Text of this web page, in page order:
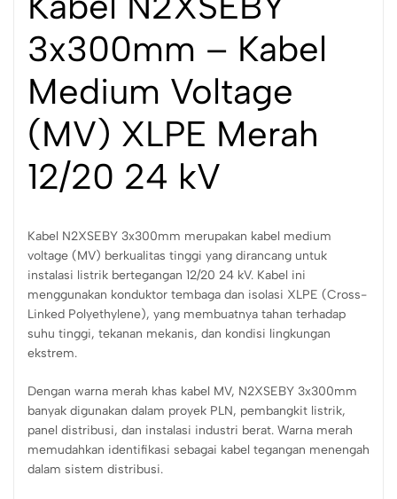
3x300mm – Kabel
Medium Voltage
(MV) XLPE Merah
12/20 24 kV
Kabel N2XSEBY 3x300mm merupakan kabel medium
voltage (MV) berkualitas tinggi yang dirancang untuk
instalasi listrik bertegangan 12/20 24 kV. Kabel ini
menggunakan konduktor tembaga dan isolasi XLPE (Cross-
Linked Polyethylene), yang membuatnya tahan terhadap
suhu tinggi, tekanan mekanis, dan kondisi lingkungan
ekstrem.
Dengan warna merah khas kabel MV, N2XSEBY 3x300mm
banyak digunakan dalam proyek PLN, pembangkit listrik,
panel distribusi, dan instalasi industri berat. Warna merah
memudahkan identifikasi sebagai kabel tegangan menengah
dalam sistem distribusi.